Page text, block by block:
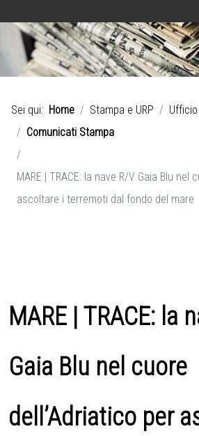
Sei qui: Home Stampa e URP
Comunicati Stampa
MARE | TRACE: la nave R/V Gaia Blu nel
ascoltare i terremoti dal fondo del mare
MARE | TRACE: la
Gaia Blu nel cuore
dell’Adriatico per